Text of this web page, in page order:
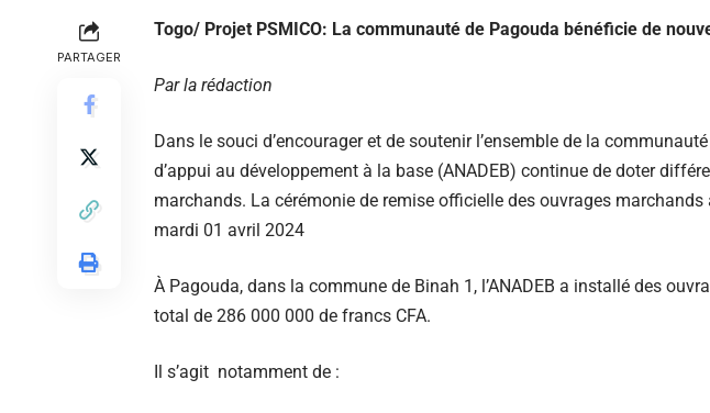
PARTAGER
Togo/ Projet PSMICO: La communauté de Pagouda bénéficie de
Par la rédaction
Dans le souci d’encourager et de soutenir l’ensemble de la
d’appui au développement à la base (ANADEB) continue de doter
marchands. La cérémonie de remise officielle des ouvrages
mardi 01 avril 2024
À Pagouda, dans la commune de Binah 1, l’ANADEB a installé des
total de 286 000 000 de francs CFA.
Il s’agit notamment de :